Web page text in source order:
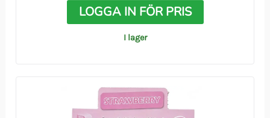
LOGGA IN FÖR PRIS
I lager